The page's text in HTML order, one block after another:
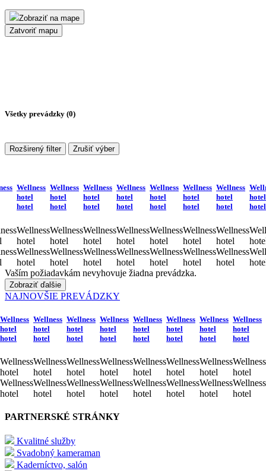
Zobraziť na mape
Zatvoriť mapu
Všetky prevádzky (0)
Rozširený filter Zrušiť výber
Wellness
hotel
hotel
Wellness
hotel
Wellness
hotel
Wellness
hotel
hotel
Wellness
hotel
Wellness
hotel
Wellness
hotel
hotel
Wellness
hotel
Wellness
hotel
Wellness
hotel
hotel
Wellness
hotel
Wellness
hotel
Wellness
hotel
hotel
Wellness
hotel
Wellness
hotel
Wellness
hotel
hotel
Wellness
hotel
Wellness
hotel
Wellness
hotel
hotel
Wellness
hotel
Wellness
hotel
hotel
hotel
Vaším požiadavkám nevyhovuje žiadna prevádzka.
Zobraziť ďalšie
NAJNOVŠIE PREVÁDZKY
Wellness
hotel
hotel
Wellness
hotel
Wellness
hotel
Wellness
hotel
hotel
Wellness
hotel
Wellness
hotel
Wellness
hotel
hotel
Wellness
hotel
Wellness
hotel
Wellness
hotel
hotel
Wellness
hotel
Wellness
hotel
Wellness
hotel
hotel
Wellness
hotel
Wellness
hotel
Wellness
hotel
hotel
Wellness
hotel
Wellness
hotel
Wellness
hotel
hotel
Wellness
hotel
Wellness
hotel
Wellness
hotel
hotel
Wellness
hotel
Wellness
hotel
PARTNERSKÉ STRÁNKY
Kvalitné služby
Svadobný kameraman
Kaderníctvo, salón